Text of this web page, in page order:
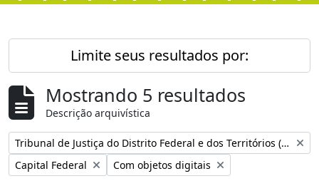
Limite seus resultados por:
Mostrando 5 resultados
Descrição arquivística
Remover filtro:
Tribunal de Justiça do Distrito Federal e dos Territórios (Brasil)
Remover filtro:
Capital Federal Remover filtro:
Com objetos digitais